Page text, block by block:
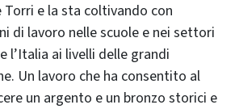
Torri e la sta coltivando con
di lavoro nelle scuole e nei settori
l’Italia ai livelli delle grandi
Un lavoro che ha consentito al
un argento e un bronzo storici e